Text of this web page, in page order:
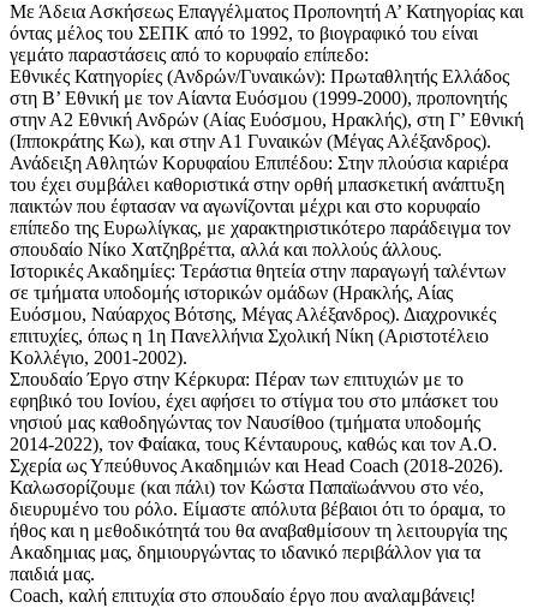
Με Άδεια Ασκήσεως Επαγγέλματος Προπονητή Α’ Κατηγορίας και
όντας μέλος του ΣΕΠΚ από το 1992, το βιογραφικό του είναι
γεμάτο παραστάσεις από το κορυφαίο επίπεδο:
Εθνικές Κατηγορίες (Ανδρών/Γυναικών): Πρωταθλητής Ελλάδος
στη Β’ Εθνική με τον Αίαντα Ευόσμου (1999-2000), προπονητής
στην Α2 Εθνική Ανδρών (Αίας Ευόσμου, Ηρακλής), στη Γ’ Εθνική
(Ιπποκράτης Κω), και στην Α1 Γυναικών (Μέγας Αλέξανδρος).
Ανάδειξη Αθλητών Κορυφαίου Επιπέδου: Στην πλούσια καριέρα
του έχει συμβάλει καθοριστικά στην ορθή μπασκετική ανάπτυξη
παικτών που έφτασαν να αγωνίζονται μέχρι και στο κορυφαίο
επίπεδο της Ευρωλίγκας, με χαρακτηριστικότερο παράδειγμα τον
σπουδαίο Νίκο Χατζηβρέττα, αλλά και πολλούς άλλους.
Ιστορικές Ακαδημίες: Τεράστια θητεία στην παραγωγή ταλέντων
σε τμήματα υποδομής ιστορικών ομάδων (Ηρακλής, Αίας
Ευόσμου, Ναύαρχος Βότσης, Μέγας Αλέξανδρος). Διαχρονικές
επιτυχίες, όπως η 1η Πανελλήνια Σχολική Νίκη (Αριστοτέλειο
Κολλέγιο, 2001-2002).
Σπουδαίο Έργο στην Κέρκυρα: Πέραν των επιτυχιών με το
εφηβικό του Ιονίου, έχει αφήσει το στίγμα του στο μπάσκετ του
νησιού μας καθοδηγώντας τον Ναυσίθοο (τμήματα υποδομής
2014-2022), τον Φαίακα, τους Κένταυρους, καθώς και τον Α.Ο.
Σχερία ως Υπεύθυνος Ακαδημιών και Head Coach (2018-2026).
Καλωσορίζουμε (και πάλι) τον Κώστα Παπαϊωάννου στο νέο,
διευρυμένο του ρόλο. Είμαστε απόλυτα βέβαιοι ότι το όραμα, το
ήθος και η μεθοδικότητά του θα αναβαθμίσουν τη λειτουργία της
Ακαδημιας μας, δημιουργώντας το ιδανικό περιβάλλον για τα
παιδιά μας.
Coach, καλή επιτυχία στο σπουδαίο έργο που αναλαμβάνεις!